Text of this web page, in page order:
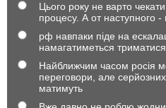
Цього року не варто
процесу. А от наступного
рф навпаки піде на
намагатиметься
Найближчим часом росія
переговори, але
матимуть